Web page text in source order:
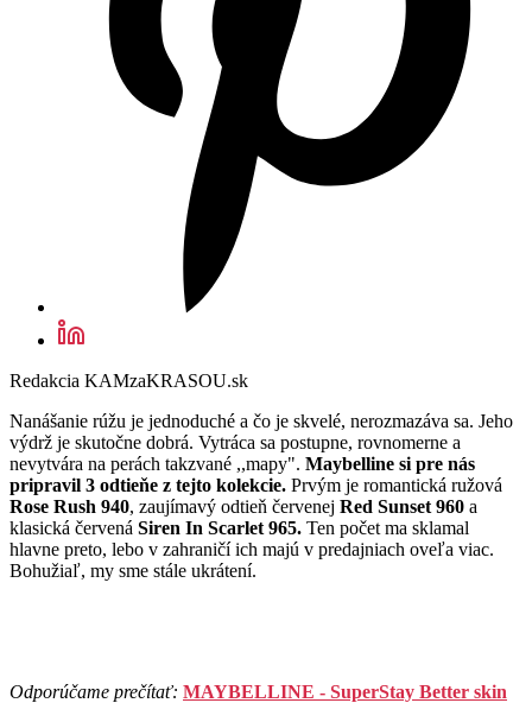
Redakcia KAMzaKRASOU.sk
Nanášanie rúžu je jednoduché a čo je skvelé, nerozmazáva sa. Jeho
výdrž je skutočne dobrá. Vytráca sa postupne, rovnomerne a
nevytvára na perách takzvané ,,mapy". Maybelline si pre nás
pripravil 3 odtieňe z tejto kolekcie. Prvým je romantická ružová
Rose Rush 940, zaujímavý odtieň červenej Red Sunset 960 a
klasická červená Siren In Scarlet 965. Ten počet ma sklamal
hlavne preto, lebo v zahraničí ich majú v predajniach oveľa viac.
Bohužiaľ, my sme stále ukrátení.
Odporúčame prečítať: MAYBELLINE - SuperStay Better skin